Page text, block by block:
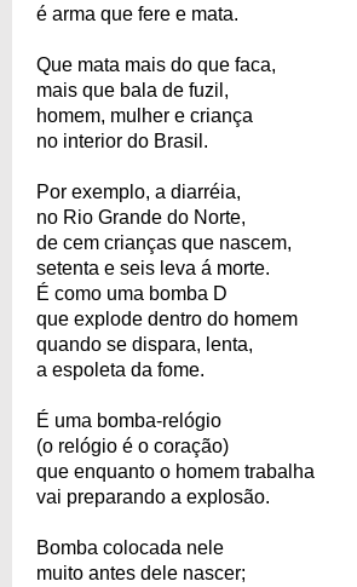
é arma que fere e mata.
Que mata mais do que faca,
mais que bala de fuzil,
homem, mulher e criança
no interior do Brasil.
Por exemplo, a diarréia,
no Rio Grande do Norte,
de cem crianças que nascem,
setenta e seis leva á morte.
É como uma bomba D
que explode dentro do homem
quando se dispara, lenta,
a espoleta da fome.
É uma bomba-relógio
(o relógio é o coração)
que enquanto o homem trabalha
vai preparando a explosão.
Bomba colocada nele
muito antes dele nascer;